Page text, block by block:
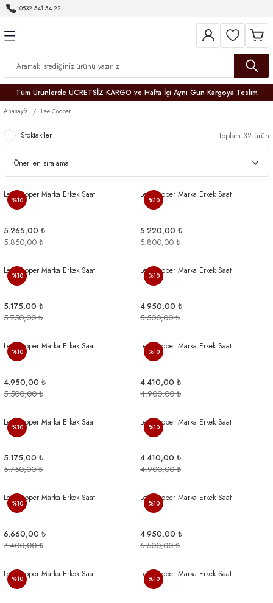
0532 541 54 22
Tüm Ürünlerde ÜCRETSİZ KARGO ve Hafta İçi Aynı Gün Kargoya Teslim
Anasayfa Lee Cooper
Stoktakiler Toplam 32 ürün
%10
Lee Cooper Marka Erkek Saat
5.265,00 ₺
5.850,00 ₺
%10
Lee Cooper Marka Erkek Saat
5.220,00 ₺
5.800,00 ₺
%10
Lee Cooper Marka Erkek Saat
5.175,00 ₺
5.750,00 ₺
%10
Lee Cooper Marka Erkek Saat
4.950,00 ₺
5.500,00 ₺
%10
Lee Cooper Marka Erkek Saat
4.950,00 ₺
5.500,00 ₺
%10
Lee Cooper Marka Erkek Saat
4.410,00 ₺
4.900,00 ₺
%10
Lee Cooper Marka Erkek Saat
5.175,00 ₺
5.750,00 ₺
%10
Lee Cooper Marka Erkek Saat
4.410,00 ₺
4.900,00 ₺
%10
Lee Cooper Marka Erkek Saat
6.660,00 ₺
7.400,00 ₺
%10
Lee Cooper Marka Erkek Saat
4.950,00 ₺
5.500,00 ₺
%10
Lee Cooper Marka Erkek Saat
%10
Lee Cooper Marka Erkek Saat